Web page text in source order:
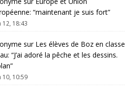
: “maintenant je suis fort”
12, 18:43
sur Les élèves de Boz en classe
: “J’ai adoré la pêche et les dessins.
”
10, 10:59